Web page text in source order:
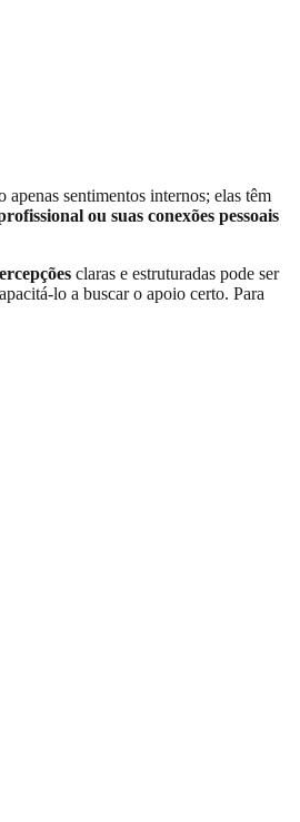
sentimentos internos; elas têm
ou suas conexões pessoais
claras e estruturadas pode ser
lo a buscar o apoio certo. Para